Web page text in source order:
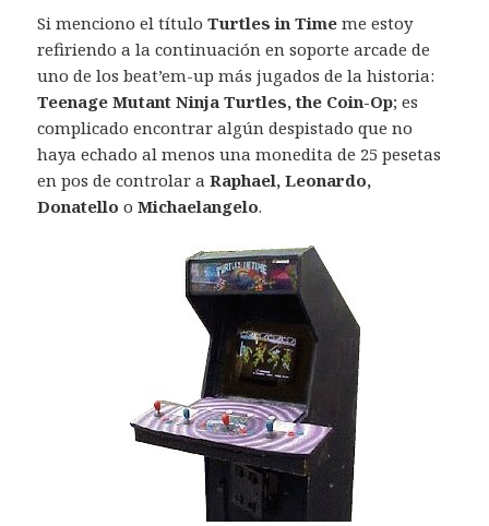
Si menciono el títuloTurtles in Time me estoy
refiriendo a la continuación en soporte arcade de
uno de los beat’em-up más jugados de la historia:
Teenage Mutant Ninja Turtles, the Coin-Op; es
complicado encontrar algún despistado que no
haya echado al menos una monedita de 25 pesetas
en pos de controlar aRaphael, Leonardo,
Donatello oMichaelangelo.